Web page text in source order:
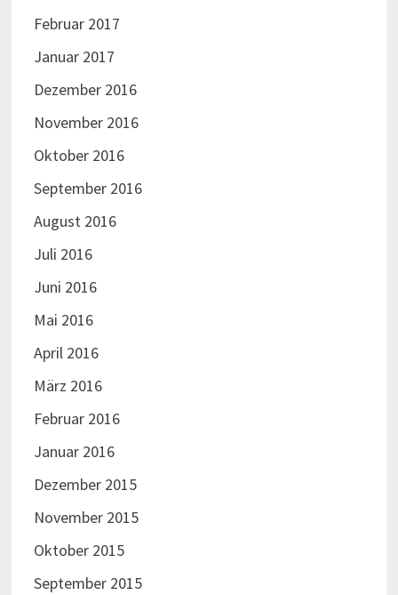
Juni 2015
Mai 2015
April 2015
März 2015
Februar 2015
Januar 2015
Dezember 2014
November 2014
Oktober 2014
September 2014
August 2014
Juli 2014
Juni 2014
Mai 2014
April 2014
März 2014
Februar 2014
Januar 2014